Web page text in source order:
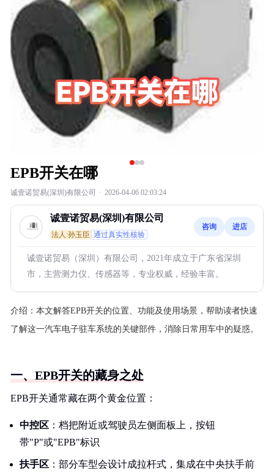
EPB开关在哪
诚壹诺贸易(深圳)有限公司 · 2026-04-06 02:03:24
诚壹诺贸易(深圳)有限公司
法人:孙玉臣 通过真实性核验
咨询 进店
诚壹诺贸易（深圳）有限公司，2021年成立于广东省深圳
市，主营测力仪、传感器等，专业权威，经验丰富。
介绍： 本文解答EPB开关的位置、功能及使用场景，帮助读者快速
了解这一汽车电子驻车系统的关键部件，消除日常用车中的疑惑。
一、EPB开关的藏身之处
EPB开关通常藏在两个黄金位置：
中控区 ：档把附近或驾驶员左侧面板上，按钮
带"P"或"EPB"标识
扶手区 ：部分车型会设计成拉杆式，集成在中央扶手前